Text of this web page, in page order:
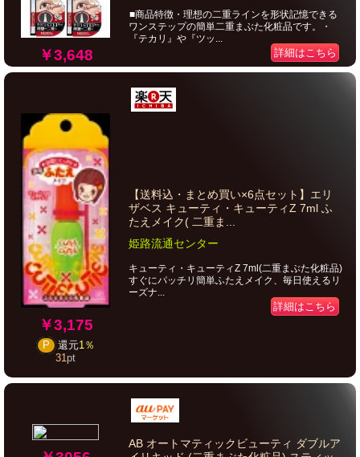
￥3,648
■商品特徴・理想の二重ラインを形状記憶できる
ワンステップの簡単二重まぶた化粧品です。・
『テカリ』や『ツッ...
詳細はこちら
￥3,175
P 還元1％
31pt
【送料込・まとめ買い×6点セット】エリ
ザベス キューティ・キューティZ 7ml ふ
たえメイク( 二重ま...
姫路流通センター
キューティ・キューティZ 7ml(二重まぶた化粧品)
すぐにパッチリ簡単ふたえメイク、毎日使えるリ
ーズナ...
詳細はこちら
AB オートマティックビューティ ダブルア